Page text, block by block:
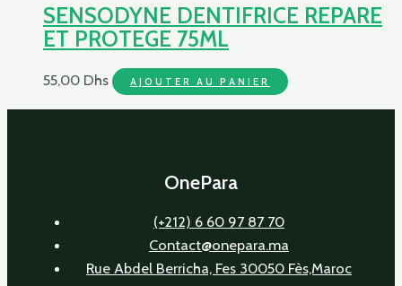
SENSODYNE DENTIFRICE REPARE
ET PROTEGE 75ML
55,00 Dhs AJOUTER AU PANIER
OnePara
(+212) 6 60 97 87 70
Contact@onepara.ma
Rue Abdel Berricha, Fes 30050 Fès,Maroc